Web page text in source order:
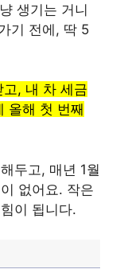
생기는 거니
기 전에, 딱 5
고, 내 차 세금
올해 첫 번째
두고, 매년 1월
없어요. 작은
이 됩니다.